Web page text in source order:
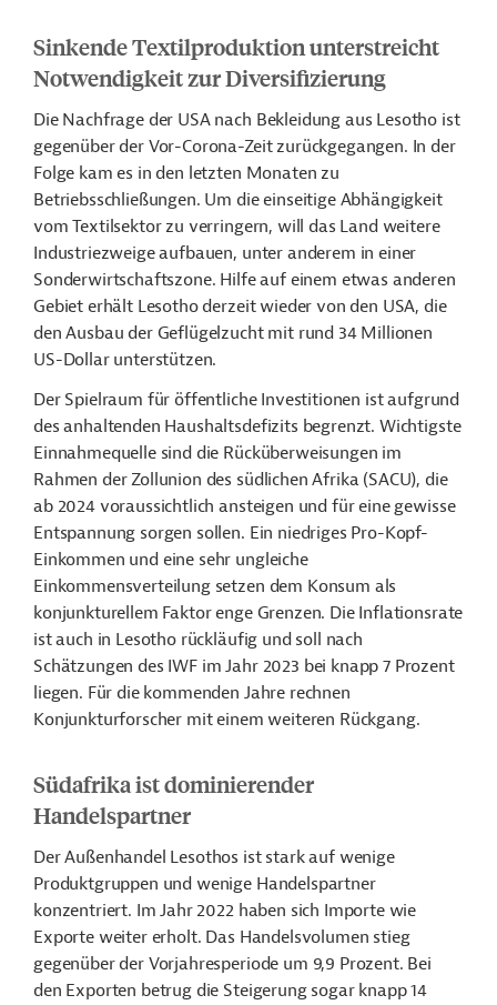
Sinkende Textilproduktion unterstreicht
Notwendigkeit zur Diversifizierung
Die Nachfrage der USA nach Bekleidung aus Lesotho ist
gegenüber der Vor-Corona-Zeit zurückgegangen. In der
Folge kam es in den letzten Monaten zu
Betriebsschließungen. Um die einseitige Abhängigkeit
vom Textilsektor zu verringern, will das Land weitere
Industriezweige aufbauen, unter anderem in einer
Sonderwirtschaftszone. Hilfe auf einem etwas anderen
Gebiet erhält Lesotho derzeit wieder von den USA, die
den Ausbau der Geflügelzucht mit rund 34 Millionen
US-Dollar unterstützen.
Der Spielraum für öffentliche Investitionen ist aufgrund
des anhaltenden Haushaltsdefizits begrenzt. Wichtigste
Einnahmequelle sind die Rücküberweisungen im
Rahmen der Zollunion des südlichen Afrika (SACU), die
ab 2024 voraussichtlich ansteigen und für eine gewisse
Entspannung sorgen sollen. Ein niedriges Pro-Kopf-
Einkommen und eine sehr ungleiche
Einkommensverteilung setzen dem Konsum als
konjunkturellem Faktor enge Grenzen. Die Inflationsrate
ist auch in Lesotho rückläufig und soll nach
Schätzungen des IWF im Jahr 2023 bei knapp 7 Prozent
liegen. Für die kommenden Jahre rechnen
Konjunkturforscher mit einem weiteren Rückgang.
Südafrika ist dominierender
Handelspartner
Der Außenhandel Lesothos ist stark auf wenige
Produktgruppen und wenige Handelspartner
konzentriert. Im Jahr 2022 haben sich Importe wie
Exporte weiter erholt. Das Handelsvolumen stieg
gegenüber der Vorjahresperiode um 9,9 Prozent. Bei
den Exporten betrug die Steigerung sogar knapp 14